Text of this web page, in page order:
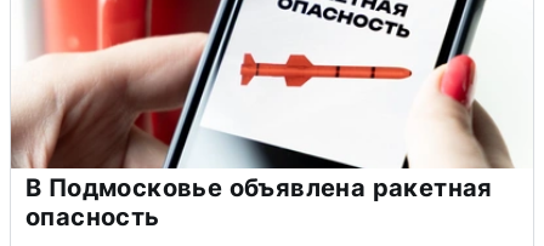
В Подмосковье объявлена ракетная
опасность